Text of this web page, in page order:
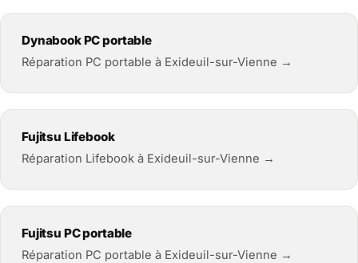
Dynabook PC portable
Réparation PC portable à Exideuil-sur-Vienne →
Fujitsu Lifebook
Réparation Lifebook à Exideuil-sur-Vienne →
Fujitsu PC portable
Réparation PC portable à Exideuil-sur-Vienne →